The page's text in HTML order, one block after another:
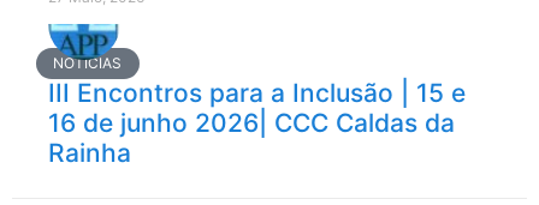
NOTÍCIAS
III Encontros para a Inclusão | 15 e
16 de junho 2026| CCC Caldas da
Rainha